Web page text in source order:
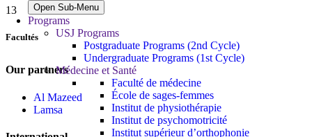
Open Sub-Menu
Programs
USJ Programs
Postgraduate Programs (2nd Cycle)
Undergraduate Programs (1st Cycle)
Médecine et Santé
Faculté de médecine
École de sages-femmes
Institut de physiothérapie
Institut de psychomotricité
Institut supérieur d’orthophonie
13
Facultés
Our partners
Al Mazeed
Lamsa